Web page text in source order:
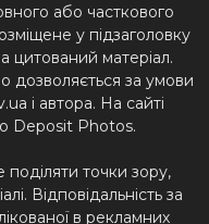
або часткового
у підзаголовку
цитований матеріал.
дозволяється за умови
і автора. На сайті
Deposit Photos.
точки зору,
Відповідальність за
в рекламних